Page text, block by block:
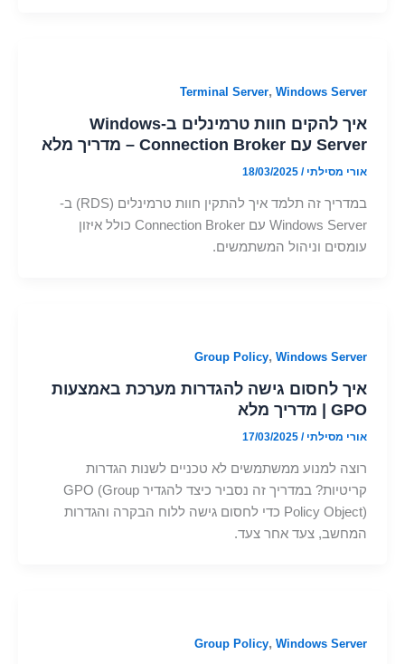
Terminal Server,Windows Server
איך להקים חוות טרמינלים ב-Windows
Server עם Connection Broker – מדריך מלא
אורי מסילתי/
18/03/2025
במדריך זה תלמד איך להתקין חוות טרמינלים (RDS) ב-
Windows Server עם Connection Broker כולל איזון
עומסים וניהול המשתמשים.
Group Policy,Windows Server
איך לחסום גישה להגדרות מערכת באמצעות
GPO | מדריך מלא
אורי מסילתי/
17/03/2025
רוצה למנוע ממשתמשים לא טכניים לשנות הגדרות
קריטיות? במדריך זה נסביר כיצד להגדיר GPO (Group
Policy Object) כדי לחסום גישה ללוח הבקרה והגדרות
המחשב, צעד אחר צעד.
Group Policy,Windows Server